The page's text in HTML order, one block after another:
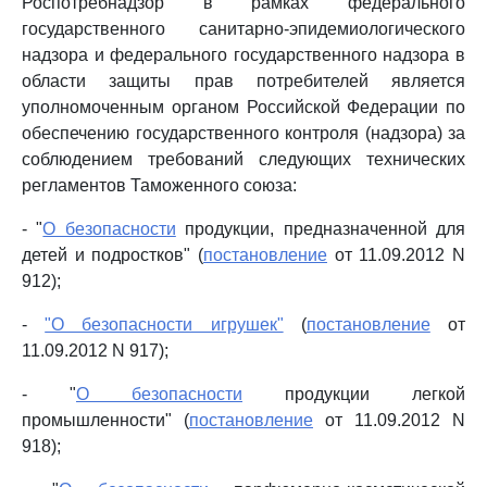
государственного санитарно-эпидемиологического
надзора и федерального государственного надзора в
области защиты прав потребителей является
уполномоченным органом Российской Федерации по
обеспечению государственного контроля (надзора) за
соблюдением требований следующих технических
регламентов Таможенного союза:
- "О безопасности продукции, предназначенной для
детей и подростков" (постановление от 11.09.2012 N
912);
-"О безопасности игрушек" (постановлениеот
11.09.2012 N 917);
- "О безопасности продукции легкой
промышленности" (постановление от 11.09.2012 N
918);